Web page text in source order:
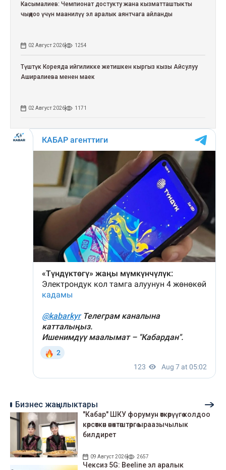
Касымалиев: Чемпионат достукту жана кызматташтыкты
чыңдоо үчүн маанилүү эл аралык аянтчага айланды
02 Август 2026 1254
Түштүк Кореяда ийгиликке жетишкен кыргыз кызы Айсулуу
Аширалиева менен маек
02 Август 2026 1171
Бизнес жаңылыктары
"Кабар" ШКУ форумун өткөрүүгө колдоо
көрсөткөн өнөктөштөргө ыраазычылык
билдирет
09 Август 2026 2657
Чексиз 5G: Beeline эл аралык